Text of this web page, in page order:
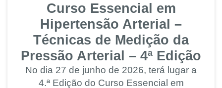
Curso Essencial em
Hipertensão Arterial –
Técnicas de Medição da
Pressão Arterial – 4ª Edição
No dia 27 de junho de 2026, terá lugar a
4.ª Edição do Curso Essencial em